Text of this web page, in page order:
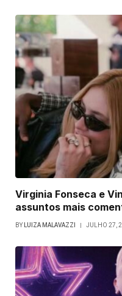
Virginia Fonseca e
assuntos mais
BY LUIZA MALAVAZZI JULHO 27,